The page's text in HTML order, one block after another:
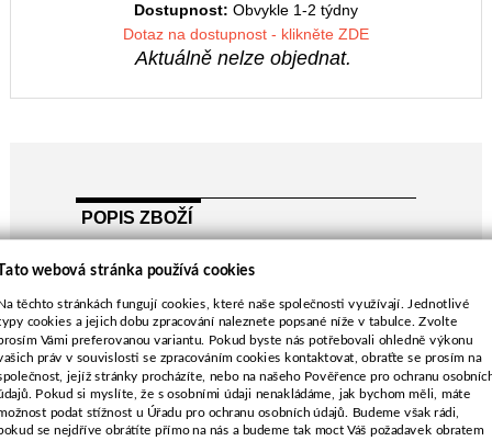
Dostupnost: Obvykle 1-2 týdny
Dotaz na dostupnost - klikněte ZDE
Aktuálně nelze objednat.
POPIS ZBOŽÍ
délka-425 mm
průměr středu-21,0 mm
rozteč-88,0 mm
průměr vnějších děr-10,0 mm
Honda HRB425
webová stránka používá cookies
těchto stránkách fungují cookies, které naše společnosti využívají. Jednotlivé
cookies a jejich dobu zpracování naleznete popsané níže v tabulce. Zvolte
Vámi preferovanou variantu. Pokud byste nás potřebovali ohledně výkonu
práv v souvislosti se zpracováním cookies kontaktovat, obraťte se prosím na
jejíž stránky procházíte, nebo na našeho Pověřence pro ochranu
Pokud si myslíte, že s osobními údaji nenakládáme, jak bychom měli, máte
podat stížnost u Úřadu pro ochranu osobních údajů. Budeme však rádi,
se nejdříve obrátíte přímo na nás a budeme tak moct Váš požadavek obratem